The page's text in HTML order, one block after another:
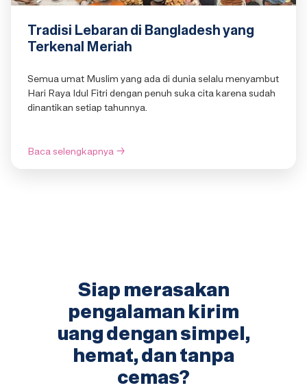
Tradisi Lebaran di Bangladesh yang
Terkenal Meriah
Semua umat Muslim yang ada di dunia selalu menyambut
Hari Raya Idul Fitri dengan penuh suka cita karena sudah
dinantikan setiap tahunnya.
Baca selengkapnya→
Siap merasakan
pengalaman kirim
uang dengan simpel,
hemat, dan tanpa
cemas?